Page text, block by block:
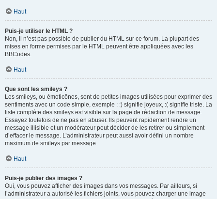
Haut
Puis-je utiliser le HTML ?
Non, il n’est pas possible de publier du HTML sur ce forum. La plupart des
mises en forme permises par le HTML peuvent être appliquées avec les
BBCodes.
Haut
Que sont les smileys ?
Les smileys, ou émoticônes, sont de petites images utilisées pour exprimer des
sentiments avec un code simple, exemple : :) signifie joyeux, :( signifie triste. La
liste complète des smileys est visible sur la page de rédaction de message.
Essayez toutefois de ne pas en abuser. Ils peuvent rapidement rendre un
message illisible et un modérateur peut décider de les retirer ou simplement
d’effacer le message. L’administrateur peut aussi avoir défini un nombre
maximum de smileys par message.
Haut
Puis-je publier des images ?
Oui, vous pouvez afficher des images dans vos messages. Par ailleurs, si
l’administrateur a autorisé les fichiers joints, vous pouvez charger une image